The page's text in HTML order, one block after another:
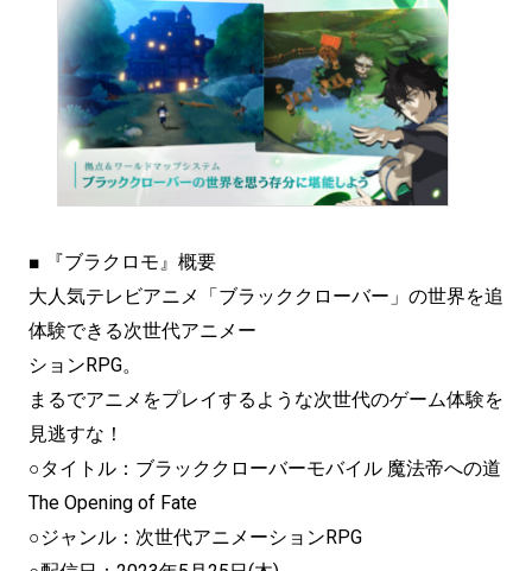
■ 『ブラクロモ』概要
大人気テレビアニメ「ブラッククローバー」の世界を追
体験できる次世代アニメー
ションRPG。
まるでアニメをプレイするような次世代のゲーム体験を
見逃すな！
○タイトル：ブラッククローバーモバイル 魔法帝への道
The Opening of Fate
○ジャンル：次世代アニメーションRPG